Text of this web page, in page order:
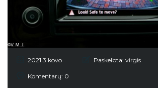
2021 3 kovo Paskelbta: virgis
Komentarų: 0